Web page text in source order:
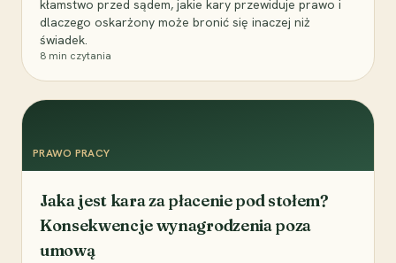
kłamstwo przed sądem, jakie kary przewiduje prawo i
dlaczego oskarżony może bronić się inaczej niż
świadek.
8 min czytania
PRAWO PRACY
Jaka jest kara za płacenie pod stołem?
Konsekwencje wynagrodzenia poza
umową